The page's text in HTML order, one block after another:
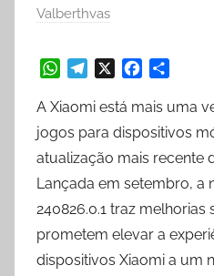
Valberthvas
h
a
s
A
p
p
e
l
e
g
r
a
m
a
c
b
o
o
k
h
a
e
A Xiaomi está mais uma
jogos para dispositivos
atualização mais recente
Lançada em setembro, a
240826.0.1 traz melhorias
prometem elevar a
dispositivos Xiaomi a um